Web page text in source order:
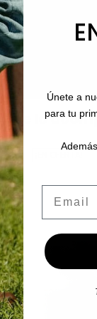
que lo
Únete a
para tu